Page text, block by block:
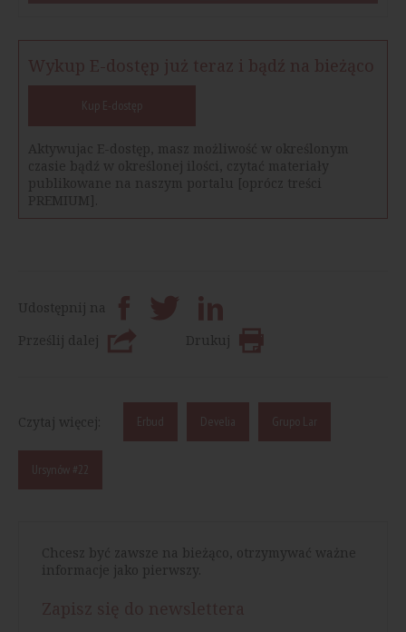
Wykup E-dostęp już teraz i bądź na bieżąco
Kup E-dostęp
Aktywujac E-dostęp, masz możliwość w określonym
czasie bądź w określonej ilości, czytać materiały
publikowane na naszym portalu [oprócz treści
PREMIUM].
Udostępnij na
Prześlij dalej
Drukuj
Czytaj więcej: Erbud Develia Grupo Lar
Ursynów #22
Chcesz być zawsze na bieżąco, otrzymywać ważne
informacje jako pierwszy.